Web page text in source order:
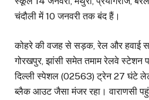
चंदौली में 10 जनवरी तक बंद हैं।
कोहरे की वजह से सड़क, रेल और हवाई
गोरखपुर, झांसी समेत तमाम रेलवे स्टेशन
दिल्ली स्पेशल (02563) ट्रेन 27 घंटे लेट
ब्लैक आउट जैसा मंजर रहा। वाराणसी